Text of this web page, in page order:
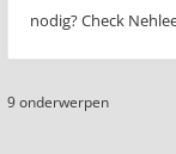
nodig? Check
9 onderwerpen